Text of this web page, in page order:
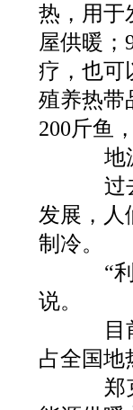
热，用于
屋供暖
疗，也可
殖养热带
200斤鱼
地源
过去
发展，人
制冷。
“利
说。
目前
占全国地
郑克